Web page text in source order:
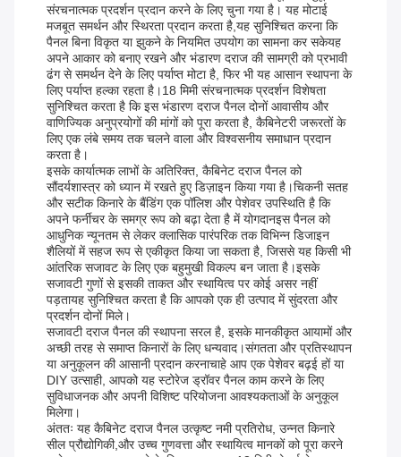
संरचनात्मक प्रदर्शन प्रदान करने के लिए चुना गया है। यह मोटाई
मजबूत समर्थन और स्थिरता प्रदान करता है,यह सुनिश्चित करना कि
पैनल बिना विकृत या झुकने के नियमित उपयोग का सामना कर सकेयह
अपने आकार को बनाए रखने और भंडारण दराज की सामग्री को प्रभावी
ढंग से समर्थन देने के लिए पर्याप्त मोटा है, फिर भी यह आसान स्थापना के
लिए पर्याप्त हल्का रहता है।18 मिमी संरचनात्मक प्रदर्शन विशेषता
सुनिश्चित करता है कि इस भंडारण दराज पैनल दोनों आवासीय और
वाणिज्यिक अनुप्रयोगों की मांगों को पूरा करता है, कैबिनेटरी जरूरतों के
लिए एक लंबे समय तक चलने वाला और विश्वसनीय समाधान प्रदान
करता है।
इसके कार्यात्मक लाभों के अतिरिक्त, कैबिनेट दराज पैनल को
सौंदर्यशास्त्र को ध्यान में रखते हुए डिज़ाइन किया गया है।चिकनी सतह
और सटीक किनारे के बैंडिंग एक पॉलिश और पेशेवर उपस्थिति है कि
अपने फर्नीचर के समग्र रूप को बढ़ा देता है में योगदानइस पैनल को
आधुनिक न्यूनतम से लेकर क्लासिक पारंपरिक तक विभिन्न डिजाइन
शैलियों में सहज रूप से एकीकृत किया जा सकता है, जिससे यह किसी भी
आंतरिक सजावट के लिए एक बहुमुखी विकल्प बन जाता है।इसके
सजावटी गुणों से इसकी ताकत और स्थायित्व पर कोई असर नहीं
पड़तायह सुनिश्चित करता है कि आपको एक ही उत्पाद में सुंदरता और
प्रदर्शन दोनों मिले।
सजावटी दराज पैनल की स्थापना सरल है, इसके मानकीकृत आयामों और
अच्छी तरह से समाप्त किनारों के लिए धन्यवाद।संगतता और प्रतिस्थापन
या अनुकूलन की आसानी प्रदान करनाचाहे आप एक पेशेवर बढ़ई हों या
DIY उत्साही, आपको यह स्टोरेज ड्रॉवर पैनल काम करने के लिए
सुविधाजनक और अपनी विशिष्ट परियोजना आवश्यकताओं के अनुकूल
मिलेगा।
अंततः यह कैबिनेट दराज पैनल उत्कृष्ट नमी प्रतिरोध, उन्नत किनारे
सील प्रौद्योगिकी,और उच्च गुणवत्ता और स्थायित्व मानकों को पूरा करने